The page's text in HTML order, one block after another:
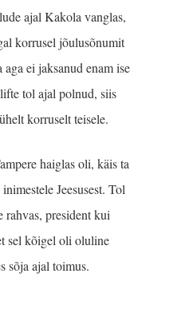
ajal Kakola vanglas,
korrusel jõulusõnumit
ei jaksanud enam ise
tol ajal polnud, siis
korruselt teisele.
haiglas oli, käis ta
Jeesusest. Tol
rahvas, president kui
sel kõigel oli oluline
sõja ajal toimus.